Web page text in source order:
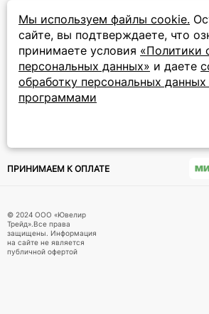
Мы используем файлы cookie.
сайте, вы подтверждаете, что
принимаете условия «Политики
персональных данных» и даете
обработку персональных
программами
Подписываясь на рассылку, вы соглашаетесь
и даёте
ПРИНИМАЕМ К ОПЛАТЕ
© 2024 ООО «Ювелир
Трейд».Все права
защищены. Информация
на сайте не является
публичной офертой